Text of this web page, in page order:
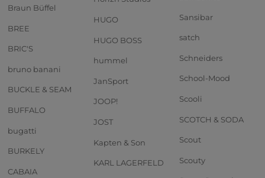
Braun Büffel
BREE
BRIC'S
bruno banani
BUCKLE & SEAM
BUFFALO
bugatti
BURKELY
CABAIA
HUGO
HUGO BOSS
hummel
JanSport
JOOP!
JOST
Kapten & Son
KARL LAGERFELD
Sansibar
satch
Schneiders
School-Mood
Scooli
SCOTCH & SODA
Scout
Scouty